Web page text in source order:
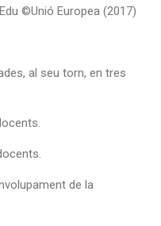
©Unió Europea (2017)
al seu torn, en tres
de la